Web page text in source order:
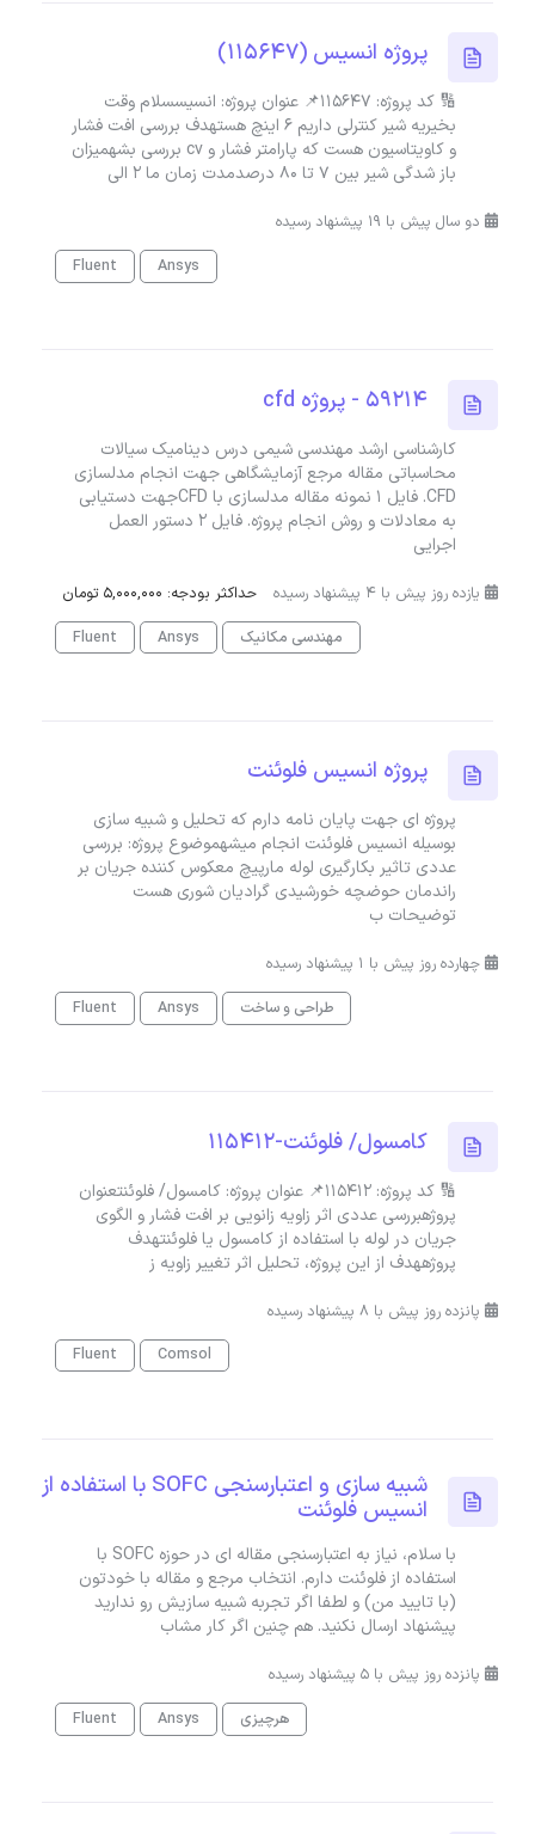
پروژه انسیس (115647)
🔢 کد پروژه: 115647📌 عنوان پروژه: انسیسسلام وقت
بخیریه شیر کنترلی داریم ۶ اینچ هستهدف بررسی افت فشار
و کاویتاسیون هست که پارامتر فشار و cv بررسی بشهمیزان
باز شدگی شیر بین ۷ تا ۸۰ درصدمدت زمان ما ۲ الی
دو سال پیش با 19 پیشنهاد رسیده
Ansys
Fluent
59214 - پروژه cfd
کارشناسی ارشد مهندسی شیمی درس دینامیک سیالات
محاسباتی مقاله مرجع آزمایشگاهی جهت انجام مدلسازی
CFD. فایل 1 نمونه مقاله مدلسازی با CFDجهت دستیابی
به معادلات و روش انجام پروژه. فایل 2 دستور العمل
اجرایی
یازده روز پیش با 4 پیشنهاد رسیده
حداکثر بودجه: 5,000,000 تومان
مهندسی مکانیک
Ansys
Fluent
پروژه انسیس فلوئنت
پروژه ای جهت پایان نامه دارم که تحلیل و شبیه سازی
بوسیله انسیس فلوئنت انجام میشهموضوع پروژه: بررسی
عددی تاثیر بکارگیری لوله مارپیچ معکوس کننده جریان بر
راندمان حوضچه خورشیدی گرادیان شوری هست
توضیحات ب
چهارده روز پیش با 1 پیشنهاد رسیده
طراحی و ساخت
Ansys
Fluent
کامسول/ فلوئنت-115412
🔢 کد پروژه: 115412📌 عنوان پروژه: کامسول/ فلوئنتعنوان
پروژهبررسی عددی اثر زاویه زانویی بر افت فشار و الگوی
جریان در لوله با استفاده از کامسول یا فلوئنتهدف
پروژههدف از این پروژه، تحلیل اثر تغییر زاویه ز
پانزده روز پیش با 8 پیشنهاد رسیده
Comsol
Fluent
شبیه سازی و اعتبارسنجی SOFC با استفاده از
انسیس فلوئنت
با سلام، نیاز به اعتبارسنجی مقاله ای در حوزه SOFC با
استفاده از فلوئنت دارم. انتخاب مرجع و مقاله با خودتون
(با تایید من) و لطفا اگر تجربه شبیه سازیش رو ندارید
پیشنهاد ارسال نکنید. هم چنین اگر کار مشاب
پانزده روز پیش با 5 پیشنهاد رسیده
هرچیزی
Ansys
Fluent